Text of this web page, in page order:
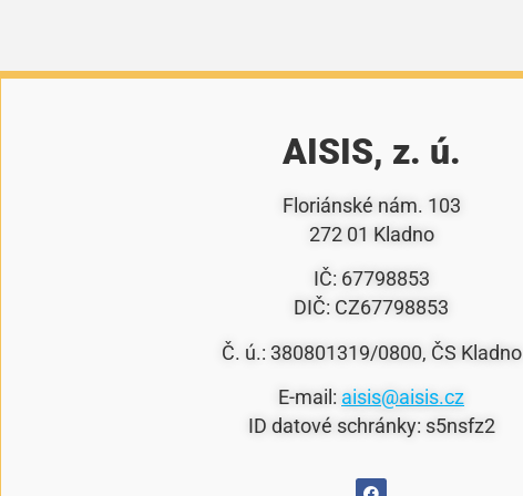
AISIS, z. ú.
Floriánské nám. 103
272 01 Kladno
IČ: 67798853
DIČ: CZ67798853
Č. ú.: 380801319/0800, ČS Kladno
E-mail: aisis@aisis.cz
ID datové schránky: s5nsfz2